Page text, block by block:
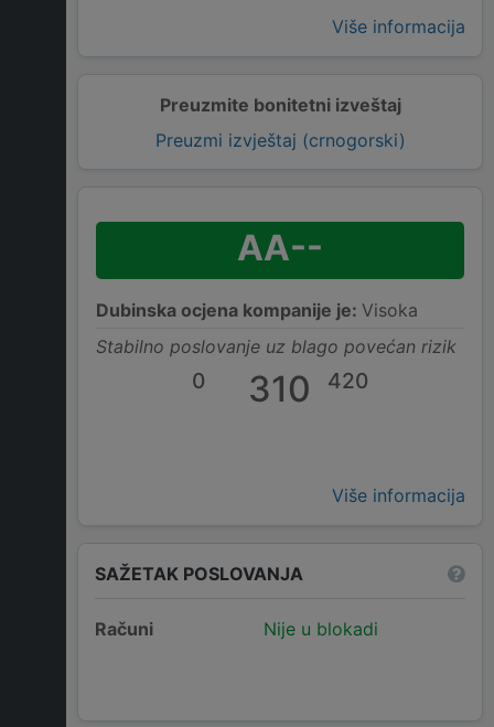
Više informacija
Preuzmite bonitetni izveštaj
Preuzmi izvještaj (crnogorski)
AA--
Dubinska ocjena kompanije je: Visoka
Stabilno poslovanje uz blago povećan rizik
0 310 420
Više informacija
SAŽETAK POSLOVANJA
Računi Nije u blokadi